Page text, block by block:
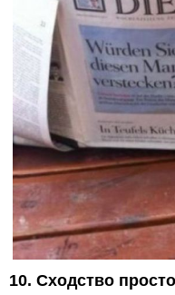
10. Сходство